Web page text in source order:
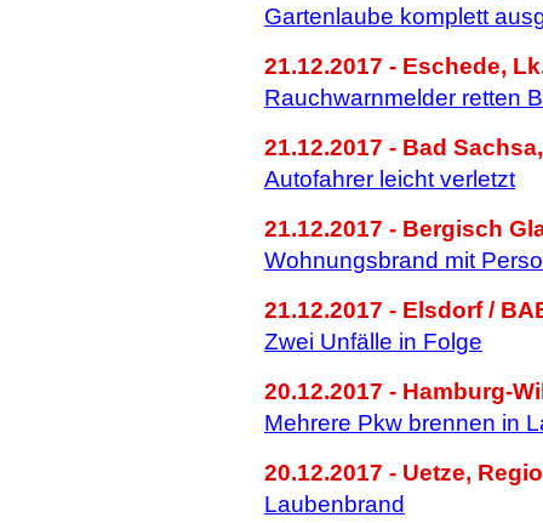
Gartenlaube komplett
21.12.2017 - Eschede,
Rauchwarnmelder retten
21.12.2017 - Bad
Autofahrer leicht verletzt
21.12.2017 - Bergisch
Wohnungsbrand mit
21.12.2017 - Elsdorf /
Zwei Unfälle in Folge
20.12.2017 - Hamburg-
Mehrere Pkw brennen in
20.12.2017 - Uetze,
Laubenbrand